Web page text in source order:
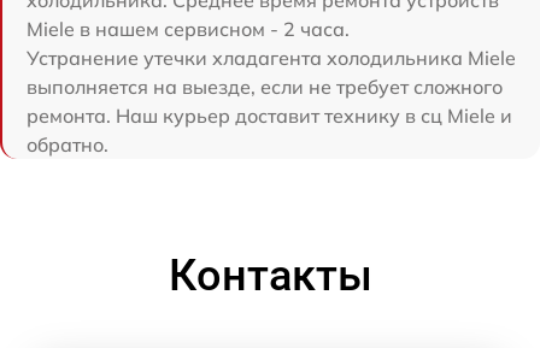
Miele в нашем сервисном - 2 часа.
Устранение утечки хладагента холодильника Miele
выполняется на выезде, если не требует сложного
ремонта. Наш курьер доставит технику в сц Miele и
обратно.
Контакты